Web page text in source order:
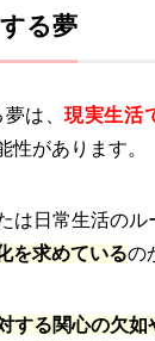
る夢
夢は、現実生活
性があります。
は日常生活の
を求めているの
する関心の欠如